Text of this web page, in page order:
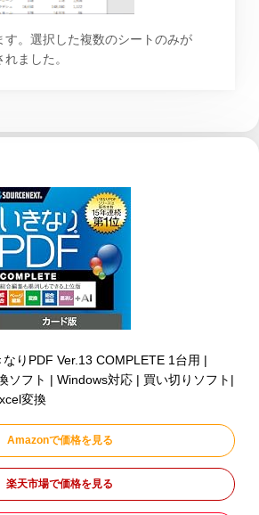
す。選択した複数のシートのみが
ました。
りPDF Ver.13 COMPLETE 1台用 |
ソフト | Windows対応 | 買い切りソフト|
変換
Amazonで価格を見る
楽天市場で価格を見る